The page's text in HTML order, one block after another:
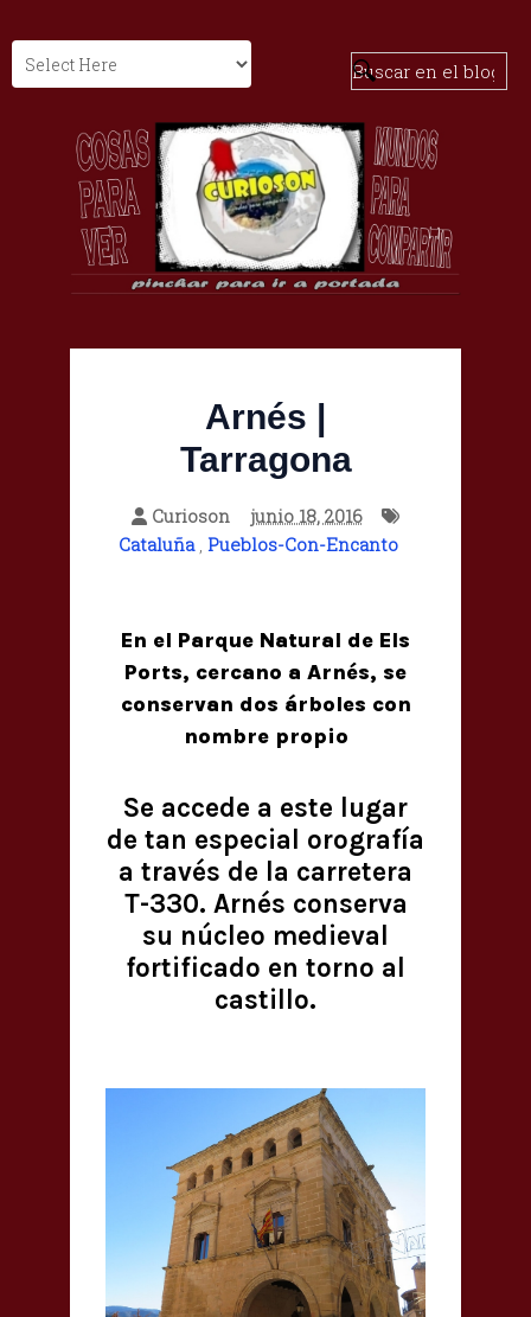
Arnés |
Tarragona
Curioson
junio 18, 2016
Cataluña, Pueblos-Con-Encanto
En el Parque Natural de Els
Ports, cercano a Arnés, se
conservan dos árboles con
nombre propio
Se accede a este lugar
de tan especial orografía
a través de la carretera
T-330. Arnés conserva
su núcleo medieval
fortificado en torno al
castillo.